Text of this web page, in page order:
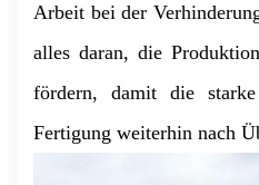
Arbeit bei der
alles daran, die
fördern, damit die
Fertigung weiterhin nach